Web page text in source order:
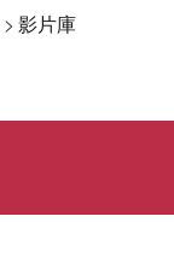
> 影片庫